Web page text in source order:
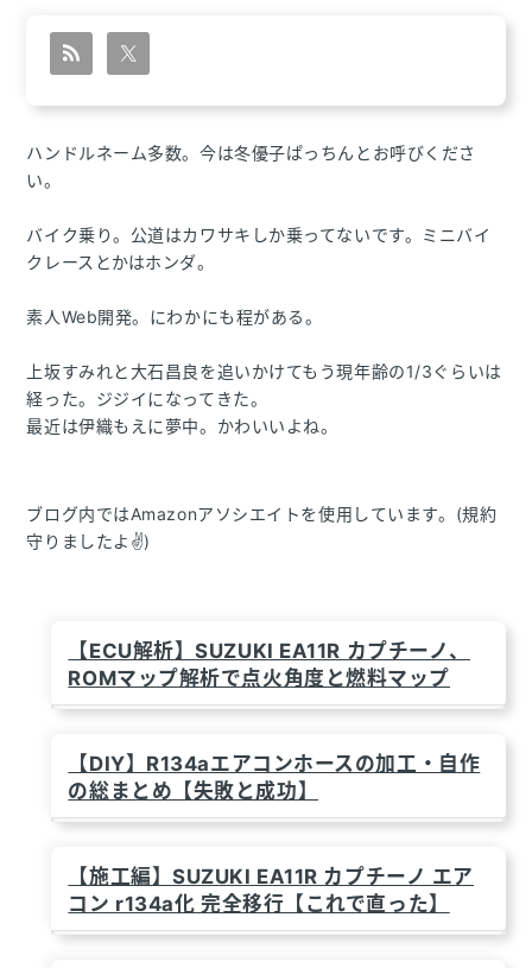
ペ
ー
ジ
送
ハンドルネーム多数。今は冬優子ぱっちんとお呼びくださ
い。
バイク乗り。公道はカワサキしか乗ってないです。ミニバイ
クレースとかはホンダ。
素人Web開発。にわかにも程がある。
上坂すみれと大石昌良を追いかけてもう現年齢の1/3ぐらいは
経った。ジジイになってきた。
最近は伊織もえに夢中。かわいいよね。
ブログ内ではAmazonアソシエイトを使用しています。(規約
守りましたよ✌)
【ECU解析】SUZUKI EA11R カプチーノ、
ROMマップ解析で点火角度と燃料マップ
【DIY】R134aエアコンホースの加工・自作
の総まとめ【失敗と成功】
【施工編】SUZUKI EA11R カプチーノ エア
コン r134a化 完全移行【これで直った】